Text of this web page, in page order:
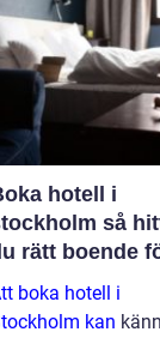
hotell i
så hittar
rätt boende
vistelse
boka hotell i
kan